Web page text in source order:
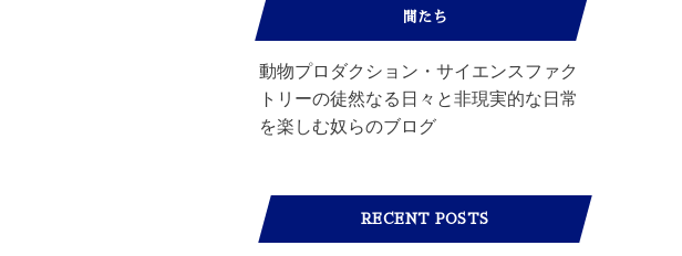
間たち
動物プロダクション・サイエンスファク
トリーの徒然なる日々と非現実的な日常
を楽しむ奴らのブログ
RECENT POSTS